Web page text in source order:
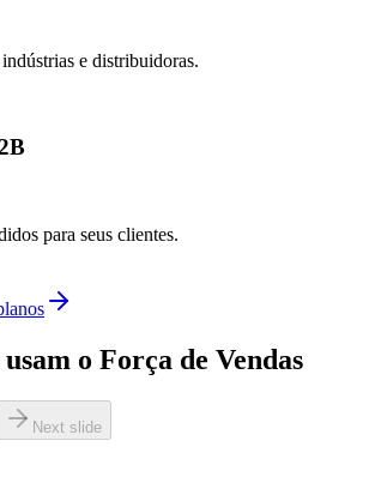
e distribuidoras.
para seus clientes.
o Força de Vendas
Next slide